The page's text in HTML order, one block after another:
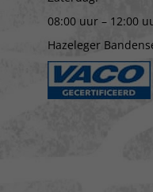
08:00 uur – 12:00
Hazeleger